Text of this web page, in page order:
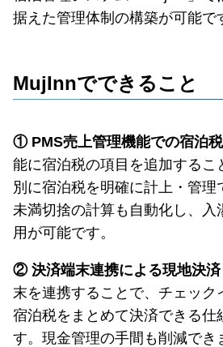
据えた管理体制の構築が可能で
MujInnでできること
① PMS売上管理機能での宿泊
能に宿泊税の項目を追加するこ
別に宿泊税を明確に計上・管理
未満切捨の計算も自動化し、入
用が可能です。
② 決済端末連携による現地決済
末を連携することで、チェック
宿泊税をまとめて決済できる仕
す。現金管理の手間も削減でき